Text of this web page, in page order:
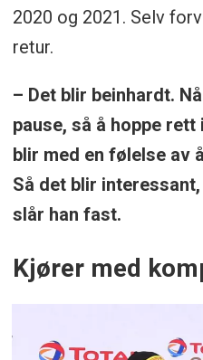
2020 og 2021. Selv
retur.
– Det blir beinhardt.
pause, så å hoppe
blir med en følelse av
Så det blir
slår han fast.
Kjører med